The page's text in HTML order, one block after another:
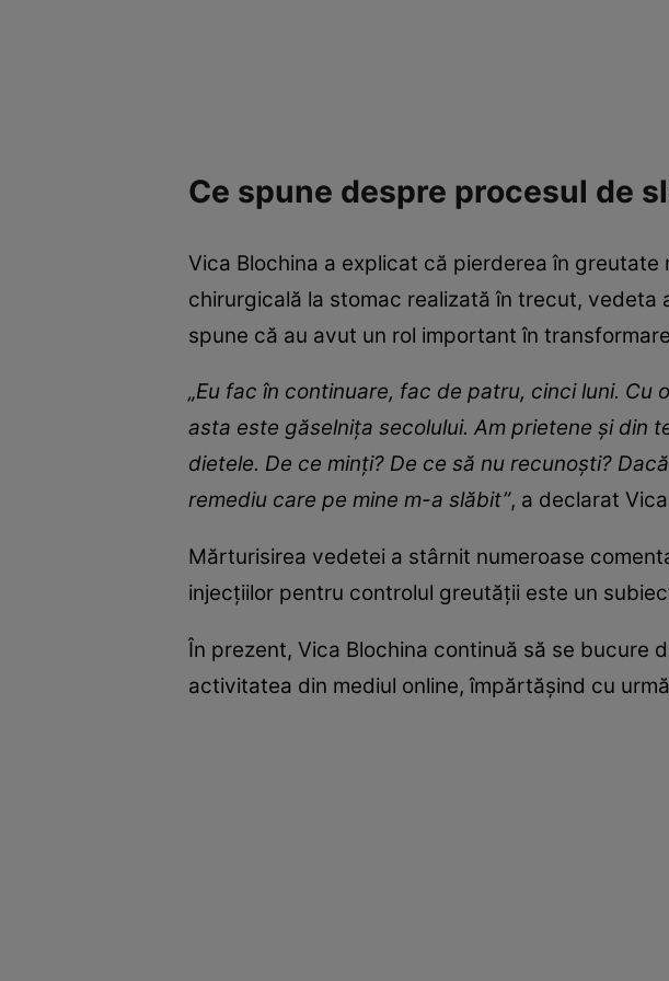
Ce spune despre procesul de
Vica Blochina a explicat că pierderea în
chirurgicală la stomac realizată în trecut,
spune că au avut un rol important în
„Eu fac în continuare, fac de patru, cinci luni.
asta este găselnița secolului. Am prietene și din
dietele. De ce minți? De ce să nu recunoști?
remediu care pe mine m-a slăbit”, a declarat
Mărturisirea vedetei a stârnit numeroase
injecțiilor pentru controlul greutății este un
În prezent, Vica Blochina continuă să se bucure
activitatea din mediul online, împărtășind cu